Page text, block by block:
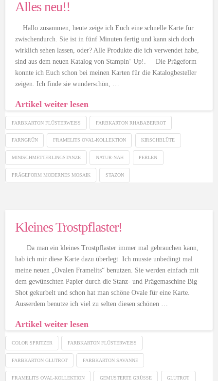
Alles neu!!
Hallo zusammen, heute zeige ich Euch eine schnelle Karte für
zwischendurch. Sie ist in fünf Minuten fertig und kann sich doch
wirklich sehen lassen, oder? Alle Produkte die ich verwendet habe,
sind aus dem neuen Katalog von Stampin‘ Up!. Die Prägeform
konnte ich Euch schon bei meinen Karten für die Katalogbesteller
zeigen. Ich finde sie wunderschön, …
Artikel weiter lesen
FARBKARTON FLÜSTERWEISS FARBKARTON RHABABERROT
FARNGRÜN FRAMELITS OVAL-KOLLEKTION KIRSCHBLÜTE
MINISCHMETTERLINGSTANZE NATUR-NAH PERLEN
PRÄGEFORM MODERNES MOSAIK STAZON
Kleines Trostpflaster!
Da man ein kleines Trostpflaster immer mal gebrauchen kann,
hab ich mir diese Karte dazu überlegt. Ich musste unbedingt mal
meine neuen „Ovalen Framelits“ benutzen. Sie werden einfach mit
dem gewünschten Papier durch die Stanz- und Prägemaschine Big
Shot gekurbelt und schon hat man schöne Ovale für eine Karte.
Ausserdem benutze ich viel zu selten diesen schönen …
Artikel weiter lesen
COLOR SPRITZER FARBKARTON FLÜSTERWEISS
FARBKARTON GLUTROT FARBKARTON SAVANNE
FRAMELITS OVAL-KOLLEKTION GEMUSTERTE GRÜSSE GLUTROT